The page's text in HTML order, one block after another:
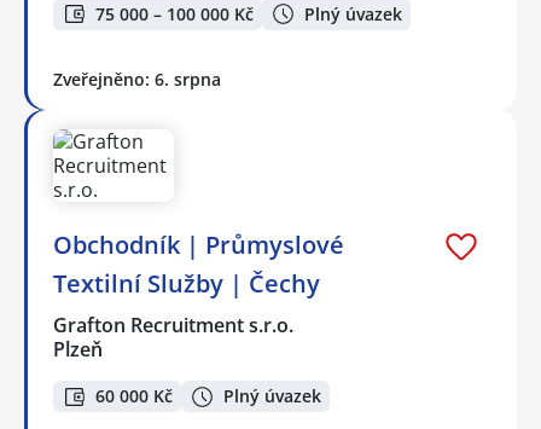
75 000 – 100 000 Kč Plný úvazek
Zveřejněno: 6. srpna
Obchodník | Průmyslové
Textilní Služby | Čechy
Grafton Recruitment s.r.o.
Plzeň
60 000 Kč Plný úvazek